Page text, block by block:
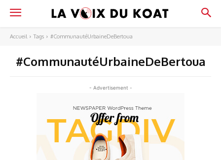
Accueil Tags #CommunautéUrbaineDeBertoua
#CommunautéUrbaineDeBertoua
- Advertisement -